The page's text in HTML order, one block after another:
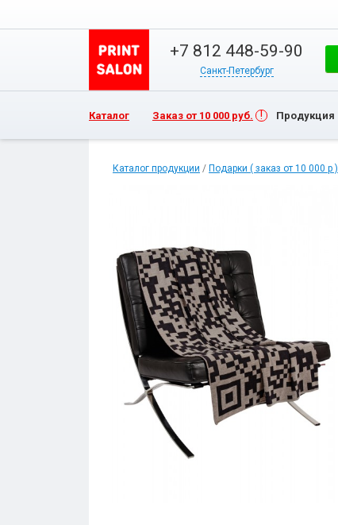
+7 812 448-59-90
Санкт-Петербург
Каталог Заказ от 10 000 руб. Продукция
Каталог продукции / Подарки ( заказ от 10 000 р )